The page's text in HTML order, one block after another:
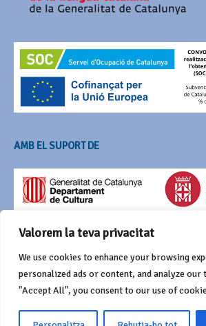
Valorem la teva privacitat
We use cookies to enhance your browsing
personalized ads or content, and analyze
"Accept All", you consent to our use of
AMB EL SUPORT DE